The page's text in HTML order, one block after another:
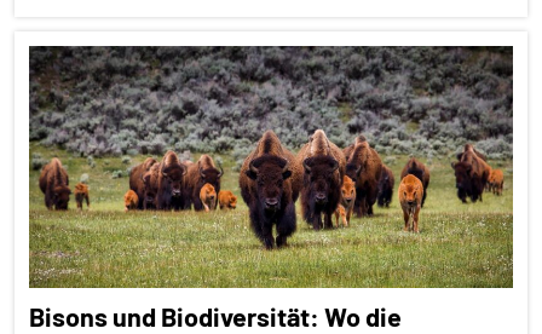
Alle
Artikel
Alle
Themen
Alle
Tiergruppen
Empfohlene
Artikel
Bisons und Biodiversität: Wo die